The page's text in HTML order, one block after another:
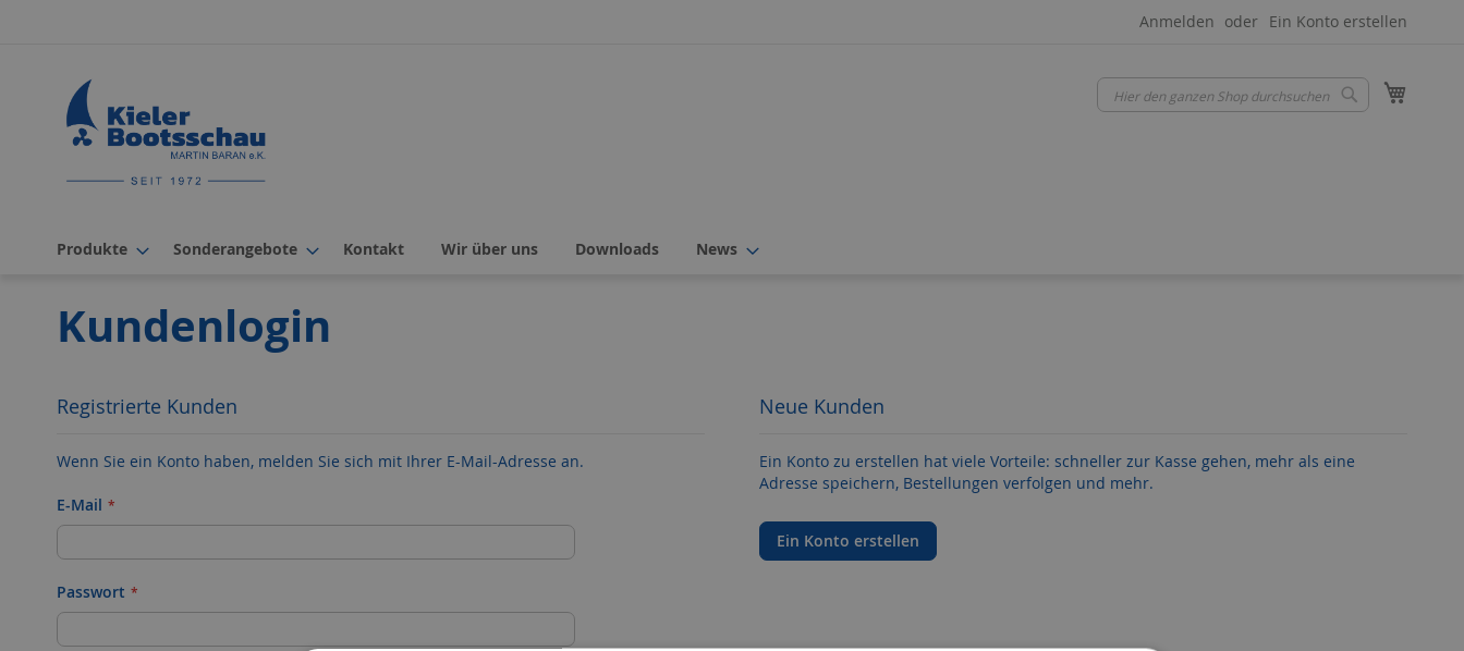
Anmelden Ein Konto erstellen
Suche
Produkte Sonderangebote Kontakt Wir über uns Downloads News
Kundenlogin
Registrierte Kunden
Wenn Sie ein Konto haben, melden Sie sich mit Ihrer E-Mail-Adresse an.
E-Mail
Passwort
Neue Kunden
Ein Konto zu erstellen hat viele Vorteile: schneller zur Kasse gehen, mehr als eine
Adresse speichern, Bestellungen verfolgen und mehr.
Ein Konto erstellen